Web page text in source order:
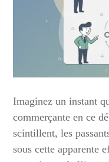
Imaginez un instant
commerçante en ce
scintillent, les
sous cette apparente